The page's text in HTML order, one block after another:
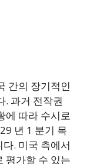
간의 장기적인
. 과거 전작권
에 따라 수시로
년 1 분기 목
. 미국 측에서
평가할 수 있는